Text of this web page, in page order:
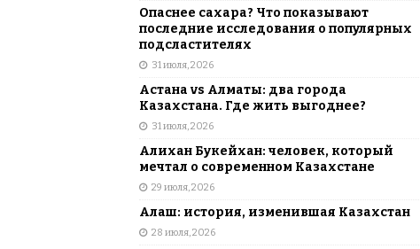
Опаснее сахара? Что показывают
последние исследования о популярных
подсластителях
31 июля, 2026
Астана vs Алматы: два города
Казахстана. Где жить выгоднее?
31 июля, 2026
Алихан Букейхан: человек, который
мечтал о современном Казахстане
29 июля, 2026
Алаш: история, изменившая Казахстан
28 июля, 2026